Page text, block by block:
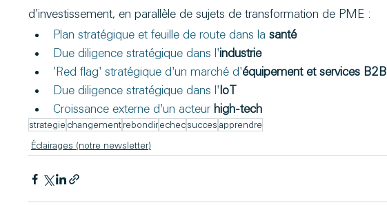
d'investissement, en parallèle de sujets de transformation de PME :
Plan stratégique et feuille de route dans la santé
Due diligence stratégique dans l'industrie
'Red flag' stratégique d'un marché d'équipement et services B2B
Due diligence stratégique dans l' IoT
Croissance externe d'un acteur high-tech
strategie changementrebondirechecsuccesapprendre
Éclairages (notre newsletter)